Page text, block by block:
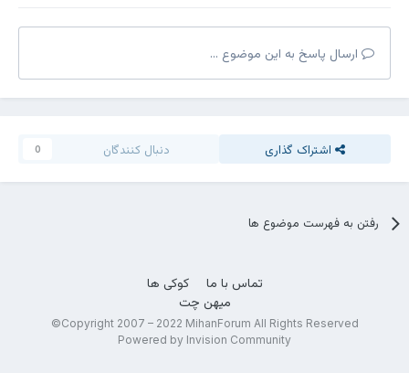
قبل از تزریق سرم، حتماً باپزشک خود مشورتکنید تا مطمئن
شوید که این روش درمانی برای شما مناسب است.
ارسال پاسخ به این موضوع ...
اشتراک گذاری دنبال کنندگان 0
رفتن به فهرست موضوع ها
تماس با ما
کوکی ها
میهن چت
Copyright 2007 – 2022 MihanForum All Rights Reserved©
Powered by Invision Community